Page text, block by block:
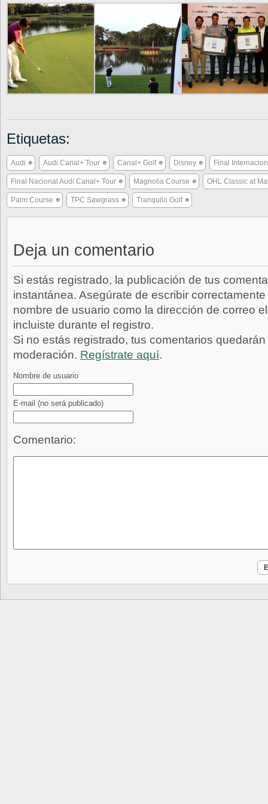
Etiquetas:
Audi Audi Canal+ Tour Canal+ Golf Disney Final
Final Nacional Audi Canal+ Tour Magnolia Course OHL Classic at
Palm Course TPC Sawgrass Tranquilo Golf
Deja un comentario
Si estás registrado, la publicación de tus
instantánea. Asegúrate de escribir
nombre de usuario como la dirección de correo
incluiste durante el registro.
Si no estás registrado, tus comentarios
moderación. Regístrate aquí.
Nombre de usuario
E-mail (no será publicado)
Comentario: